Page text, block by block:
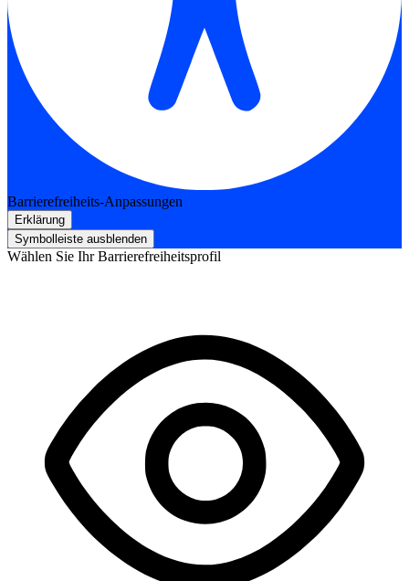
Barrierefreiheits-Anpassungen
Erklärung
Symbolleiste ausblenden
Wählen Sie Ihr Barrierefreiheitsprofil